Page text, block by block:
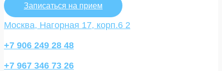
Записаться на прием
Москва, Нагорная 17, корп.6 2
+7 906 249 28 48
+7 967 346 73 26